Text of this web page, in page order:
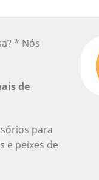
* Nós
de
para
e peixes de